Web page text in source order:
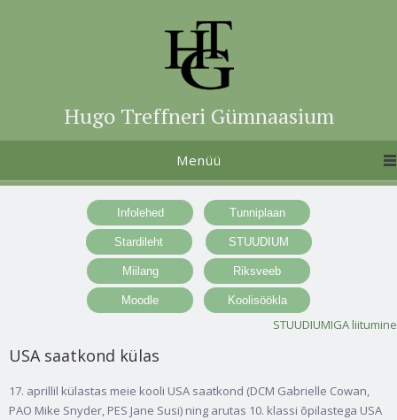
Hugo Treffneri Gümnaasium
Menüü
STUUDIUMIGA liitumine
USA saatkond külas
17. aprillil külastas meie kooli USA saatkond (DCM Gabrielle Cowan,
PAO Mike Snyder, PES Jane Susi) ning arutas 10. klassi õpilastega USA